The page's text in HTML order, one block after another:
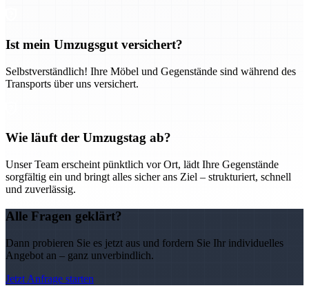
Ist mein Umzugsgut versichert?
Selbstverständlich! Ihre Möbel und Gegenstände sind während des
Transports über uns versichert.
Wie läuft der Umzugstag ab?
Unser Team erscheint pünktlich vor Ort, lädt Ihre Gegenstände
sorgfältig ein und bringt alles sicher ans Ziel – strukturiert, schnell
und zuverlässig.
Alle Fragen geklärt?
Dann probieren Sie es jetzt aus und fordern Sie Ihr individuelles
Angebot an – ganz unverbindlich.
Jetzt Anfrage starten